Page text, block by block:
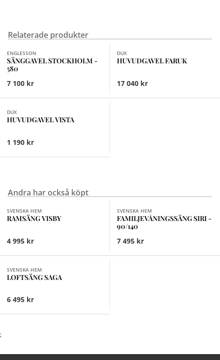
Relaterade produkter
ENGLESSON
SÄNGGAVEL STOCKHOLM -
580
7 100 kr
DUX
HUVUDGAVEL FARUK
17 040 kr
DUX
HUVUDGAVEL VISTA
1 190 kr
Andra har också köpt
Finns i fler val (3)
SVENSKA HEM
RAMSÄNG VISBY
4 995 kr
SVENSKA HEM
FAMILJEVÅNINGSSÄNG SIRI -
90/140
7 495 kr
SVENSKA HEM
LOFTSÄNG SAGA
6 495 kr
;